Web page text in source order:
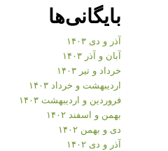
بایگانی‌ها
آذر و دی ۱۴۰۳
آبان و آذر ۱۴۰۳
خرداد و تیر ۱۴۰۳
اردیبهشت و خرداد ۱۴۰۳
فروردین و اردیبهشت ۱۴۰۳
بهمن و اسفند ۱۴۰۲
دی و بهمن ۱۴۰۲
آذر و دی ۱۴۰۲